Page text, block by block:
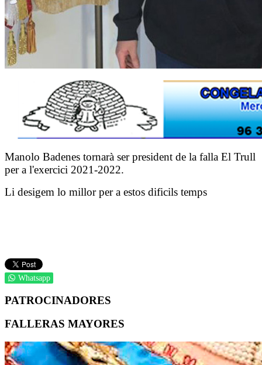
Manolo Badenes tornarà ser president de la falla El Trull
per a l'exercici 2021-2022.
Li desigem lo millor per a estos dificils temps
Whatsapp
PATROCINADORES
FALLERAS MAYORES